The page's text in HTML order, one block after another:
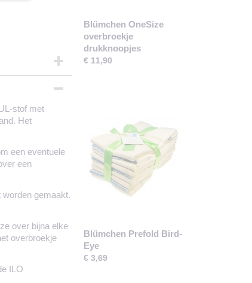
stof met
Het
een eventuele
een
gemaakt.
over bijna elke
overbroekje
ILO
Blümchen OneSize
overbroekje
drukknoopjes
€ 11,90
Blümchen Prefold Bird-
Eye
€ 3,69